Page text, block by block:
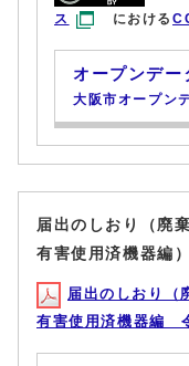
ス
における
オープンデー
大阪市オープン
届出のしおり（廃
有害使用済機器編
届出のしおり（
有害使用済機器編